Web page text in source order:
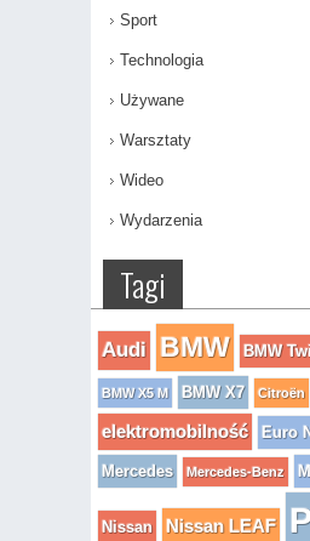
Sport
Technologia
Używane
Warsztaty
Wideo
Wydarzenia
Tagi
Audi BMW BMW
BMW X5 M BMW X7 Citroën
elektromobilność Euro
Mercedes Mercedes-Benz
Nissan Nissan LEAF